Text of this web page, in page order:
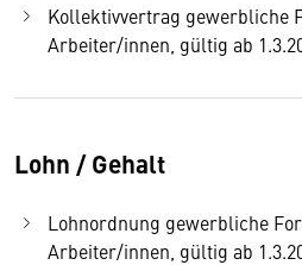
Kollektivvertrag gewerbliche
Arbeiter/innen, gültig ab
Lohn / Gehalt
Lohnordnung gewerbliche
Arbeiter/innen, gültig ab